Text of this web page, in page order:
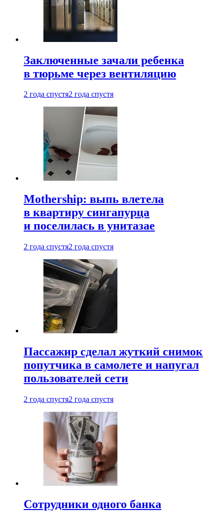
Заключенные зачали ребенка
в тюрьме через вентиляцию
2 года спустя2 года спустя
Mothership: выпь влетела
в квартиру сингапурца
и поселилась в унитазае
2 года спустя2 года спустя
Пассажир сделал жуткий снимок
попутчика в самолете и напугал
пользователей сети
2 года спустя2 года спустя
Сотрудники одного банка